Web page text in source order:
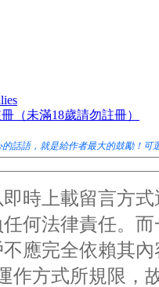
（未滿18歲請勿註冊）
話語，就是給作者最大的鼓勵！可
時上載留言方
何法律責任。
應完全依賴其
作方式所規限